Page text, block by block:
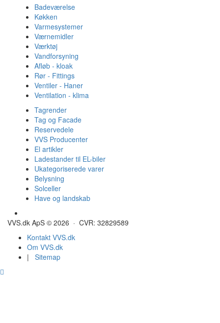
Badeværelse
Køkken
Varmesystemer
Værnemidler
Værktøj
Vandforsyning
Afløb - kloak
Rør - Fittings
Ventiler - Haner
Ventilation - klima
Tagrender
Tag og Facade
Reservedele
VVS Producenter
El artikler
Ladestander til EL-biler
Ukategoriserede varer
Belysning
Solceller
Have og landskab
VVS.dk ApS © 2026 · CVR: 32829589
Kontakt VVS.dk
Om VVS.dk
| Sitemap